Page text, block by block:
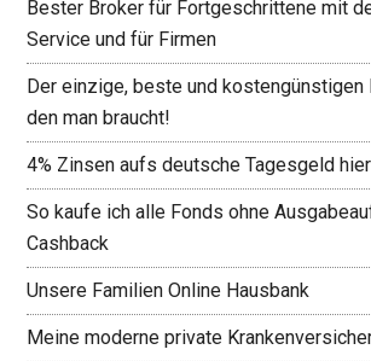
Bester Broker für Fortgeschrittene mit
Service und für Firmen
Der einzige, beste und kostengünstigen
den man braucht!
4% Zinsen aufs deutsche Tagesgeld hier
So kaufe ich alle Fonds ohne
Cashback
Unsere Familien Online Hausbank
Meine moderne private